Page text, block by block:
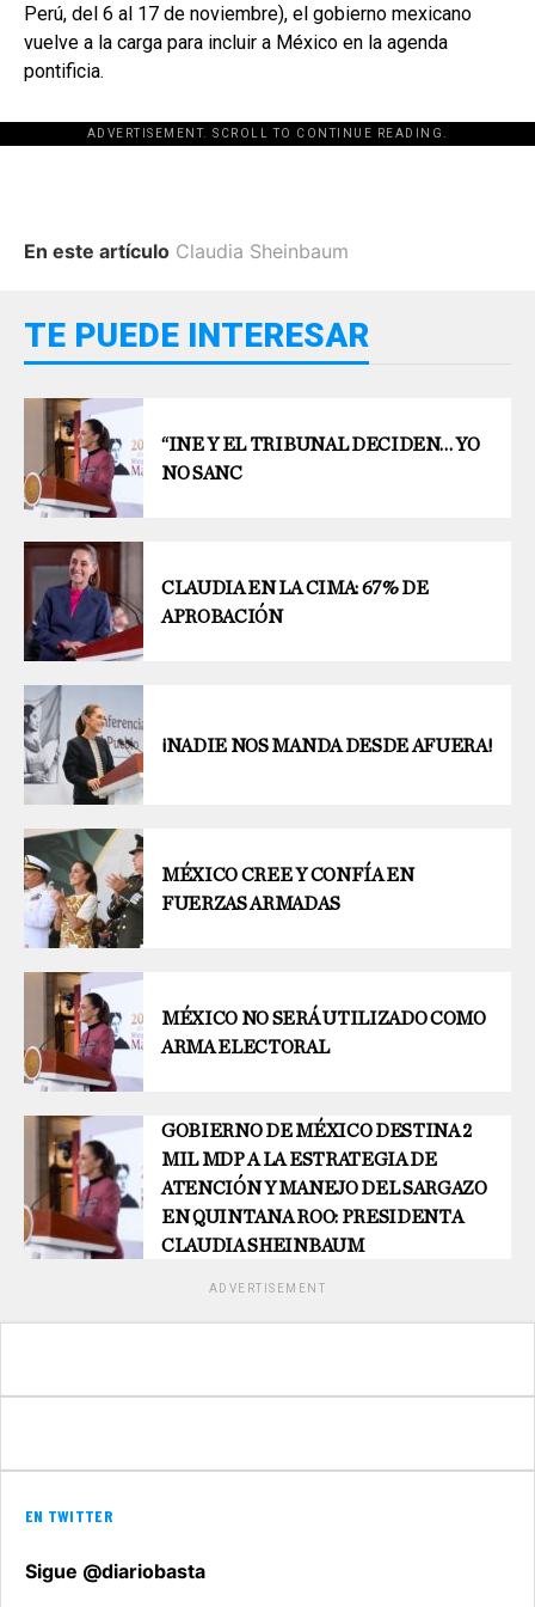
Perú, del 6 al 17 de noviembre), el gobierno mexicano
vuelve a la carga para incluir a México en la agenda
pontificia.
ADVERTISEMENT. SCROLL TO CONTINUE READING.
En este artículo Claudia Sheinbaum
TE PUEDE INTERESAR
“INE Y EL TRIBUNAL DECIDEN… YO
NO SANC
CLAUDIA EN LA CIMA: 67% DE
APROBACIÓN
¡NADIE NOS MANDA DESDE AFUERA!
MÉXICO CREE Y CONFÍA EN
FUERZAS ARMADAS
MÉXICO NO SERÁ UTILIZADO COMO
ARMA ELECTORAL
GOBIERNO DE MÉXICO DESTINA 2
MIL MDP A LA ESTRATEGIA DE
ATENCIÓN Y MANEJO DEL SARGAZO
EN QUINTANA ROO: PRESIDENTA
CLAUDIA SHEINBAUM
ADVERTISEMENT
EN TWITTER
Sigue @diariobasta